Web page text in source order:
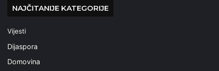
NAJČITANIJE KATEGORIJE
Vijesti
Dijaspora
Domovina